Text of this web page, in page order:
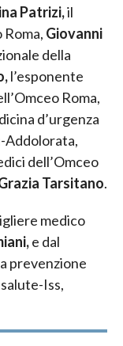
Patrizi,il
Giovanni
della
l’esponente
Roma,
d’urgenza
Addolorata,
dell’Omceo
Tarsitano.
medico
e dal
prevenzione
Iss,